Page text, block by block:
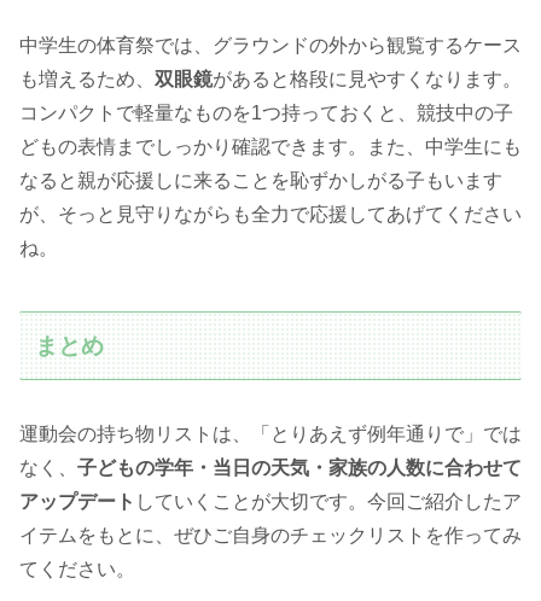
中学生の体育祭では、グラウンドの外から観覧するケース
も増えるため、 双眼鏡があると格段に見やすくなります。
コンパクトで軽量なものを1つ持っておくと、競技中の子
どもの表情までしっかり確認できます。また、中学生にも
なると親が応援しに来ることを恥ずかしがる子もいます
が、そっと見守りながらも全力で応援してあげてください
ね。
まとめ
運動会の持ち物リストは、「とりあえず例年通りで」では
なく、 子どもの学年・当日の天気・家族の人数に合わせて
アップデート していくことが大切です。今回ご紹介したア
イテムをもとに、ぜひご自身のチェックリストを作ってみ
てください。